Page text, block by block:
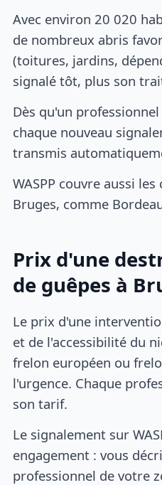
Avec environ 20 020
de nombreux abris
(toitures, jardins,
signalé tôt, plus son
Dès qu'un
chaque nouveau
transmis
WASPP couvre aussi
Bruges, comme
Prix d'une
de guêpes à
Le prix d'une
et de l'accessibilité du
frelon européen ou
l'urgence. Chaque
son tarif.
Le signalement sur
engagement : vous
professionnel de votre